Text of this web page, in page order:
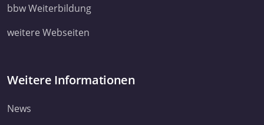
ihnen bereitgestellt haben oder die sie im Rahmen Ihrer
Cookies, wenn Sie unsere Webseite weiterhin nutzen.
bbw Weiterbildung
weitere Webseiten
Weitere Informationen
News